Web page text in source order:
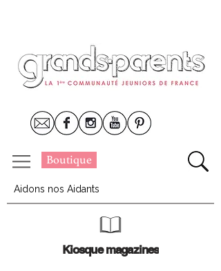
Boutique
Aidons nos Aidants
Kiosque magazines